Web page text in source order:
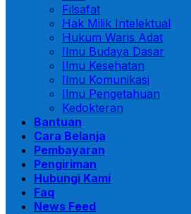
Filsafat
Hak Milik Intelektual
Hukum Waris Adat
Ilmu Budaya Dasar
Ilmu Kesehatan
Ilmu Komunikasi
Ilmu Pengetahuan
Kedokteran
Bantuan
Cara Belanja
Pembayaran
Pengiriman
Hubungi Kami
Faq
News Feed